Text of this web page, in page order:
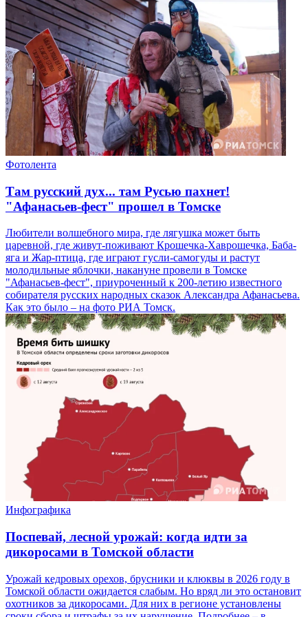
Фотолента
Там русский дух... там Русью пахнет!
"Афанасьев-фест" прошел в Томске
Любители волшебного мира, где лягушка может быть
царевной, где живут-поживают Крошечка-Хаврошечка, Баба-
яга и Жар-птица, где играют гусли-самогуды и растут
молодильные яблочки, накануне провели в Томске
"Афанасьев-фест", приуроченный к 200-летию известного
собирателя русских народных сказок Александра Афанасьева.
Как это было – на фото РИА Томск.
Инфографика
Поспевай, лесной урожай: когда идти за
дикоросами в Томской области
Урожай кедровых орехов, брусники и клюквы в 2026 году в
Томской области ожидается слабым. Но вряд ли это остановит
охотников за дикоросами. Для них в регионе установлены